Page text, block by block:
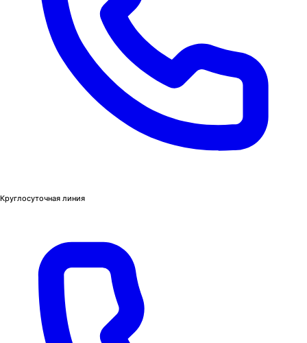
Круглосуточная линия